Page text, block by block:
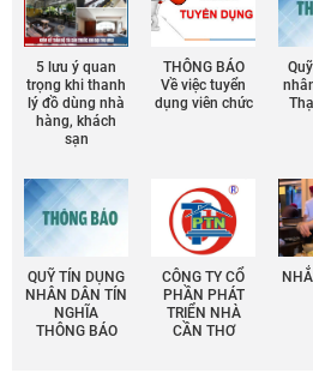
5 lưu ý quan
trọng khi thanh
lý đồ dùng nhà
hàng, khách
sạn
THÔNG BÁO
Về việc tuyển
dụng viên chức
QUỸ TÍN DỤNG
NHÂN DÂN TÍN
NGHĨA
THÔNG BÁO
CÔNG TY CỔ
PHẦN PHÁT
TRIỂN NHÀ
CẦN THƠ